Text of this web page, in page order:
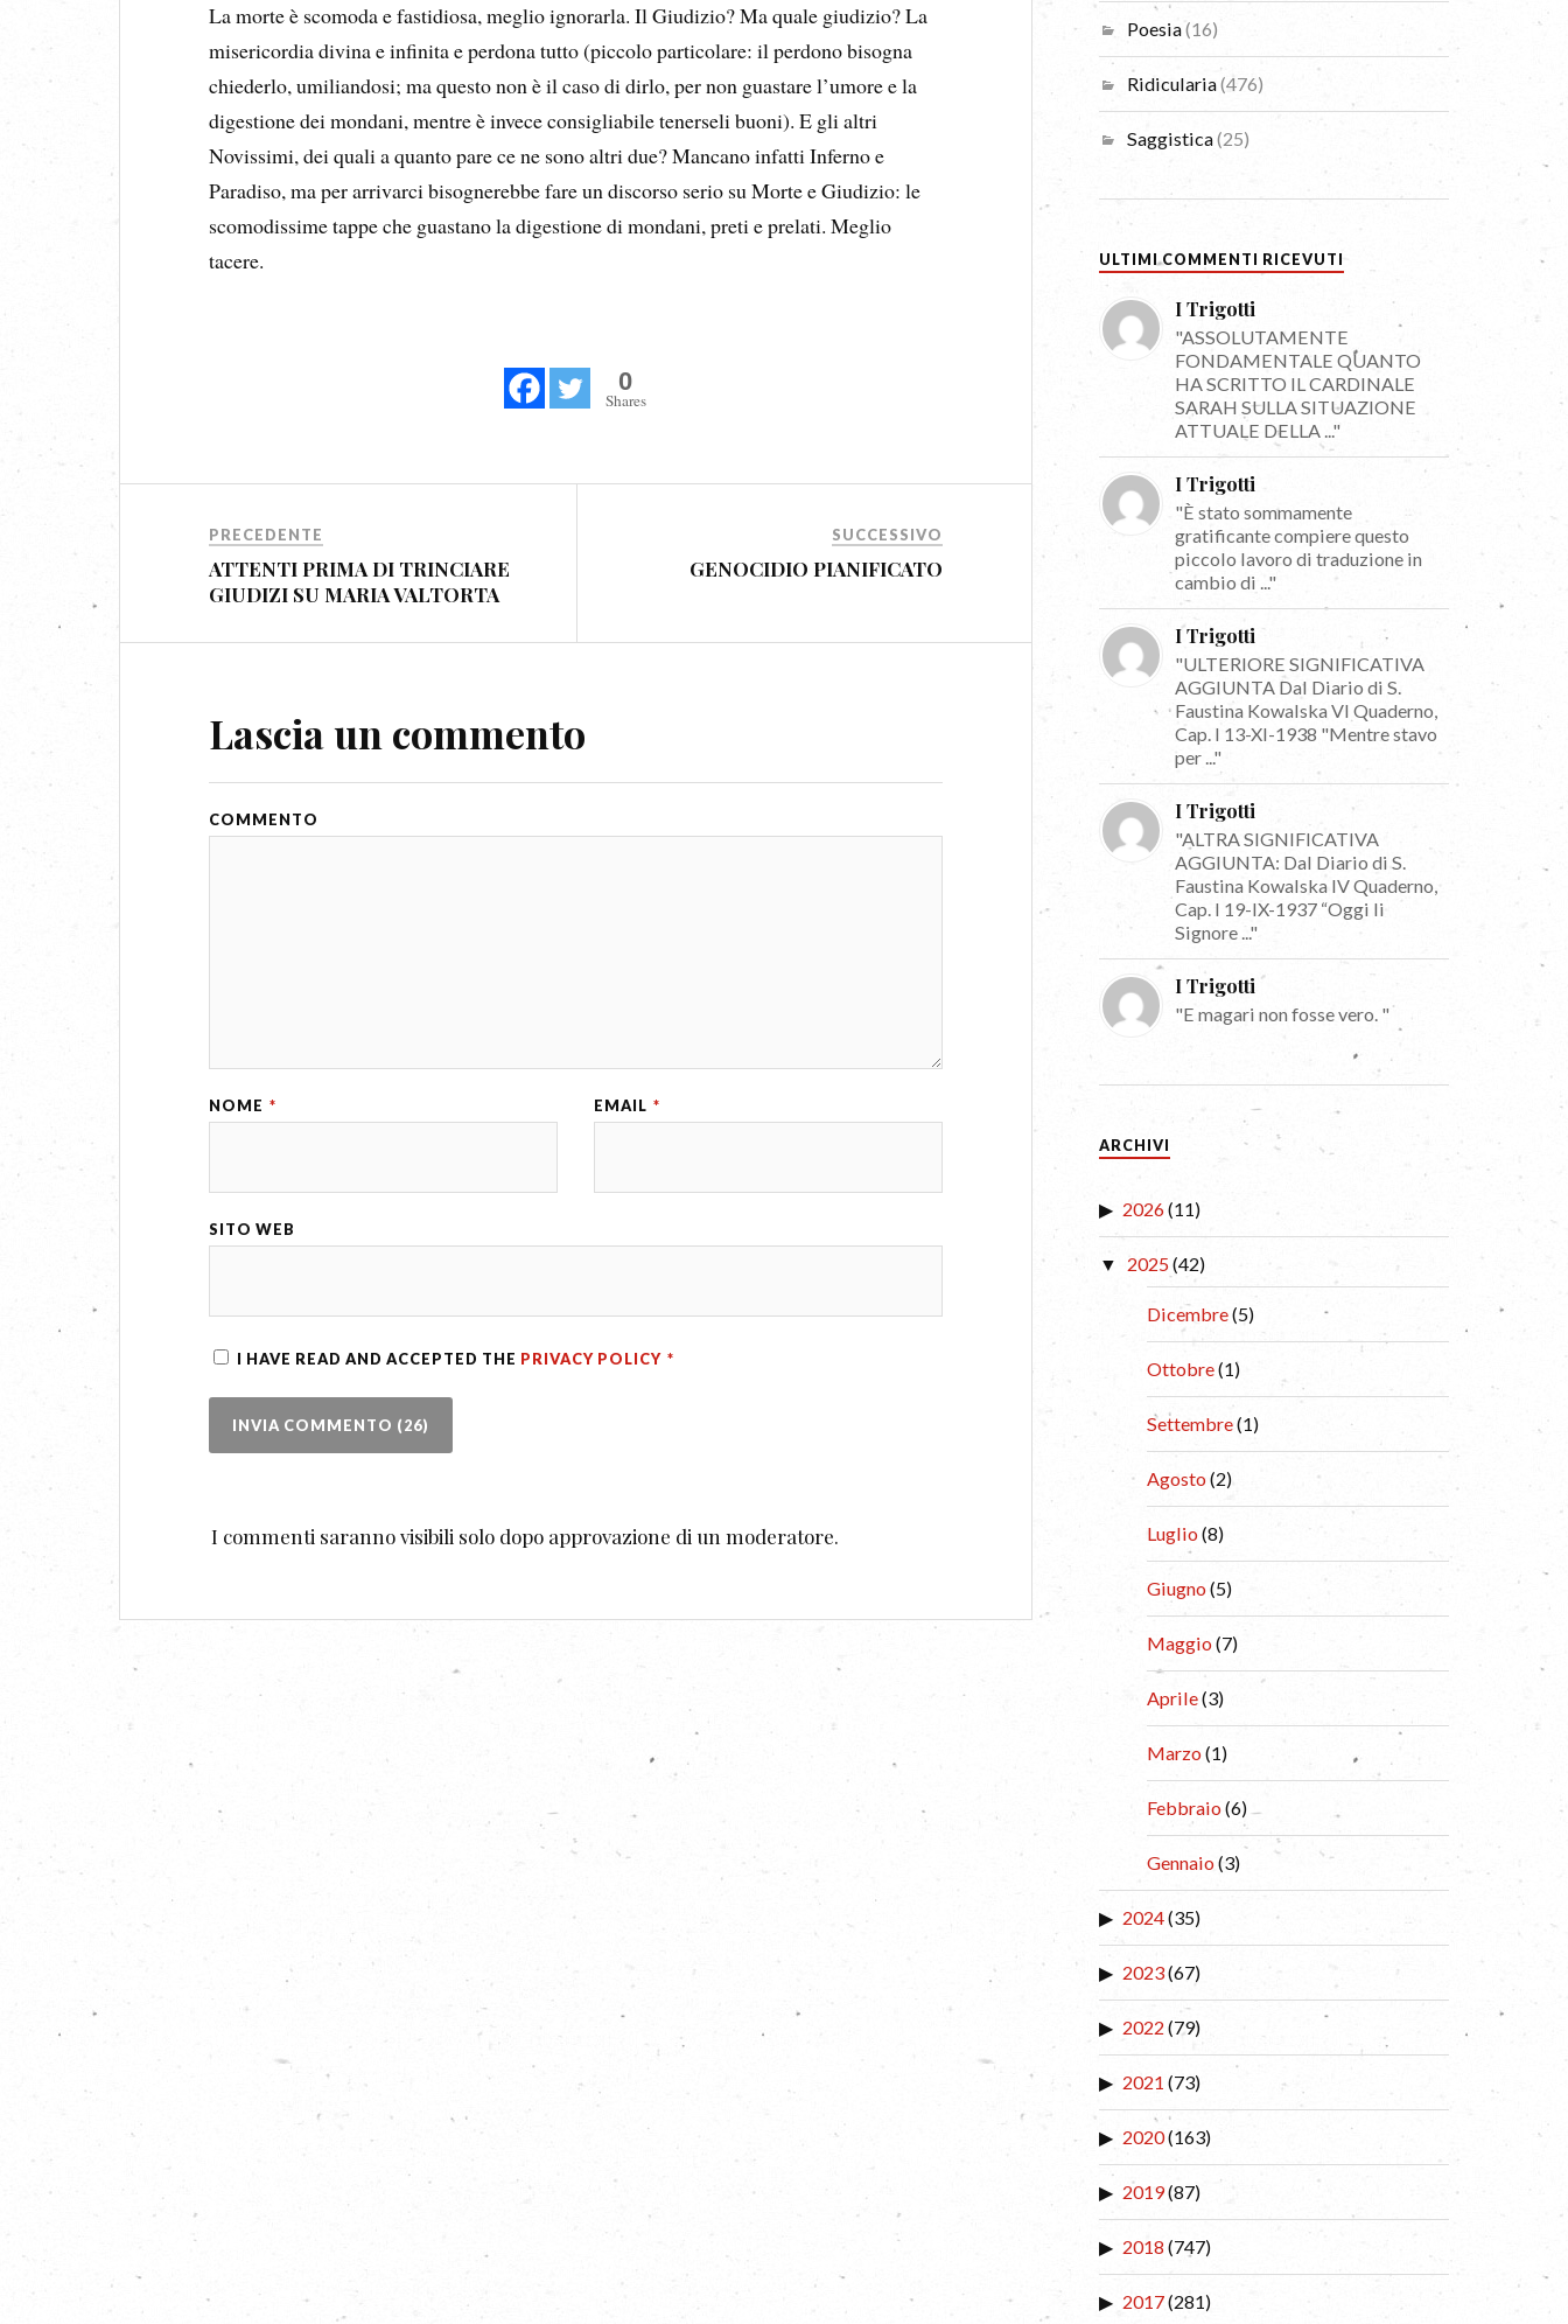
La morte è scomoda e fastidiosa, meglio ignorarla. Il Giudizio? Ma quale giudizio? La
misericordia divina e infinita e perdona tutto (piccolo particolare: il perdono bisogna
chiederlo, umiliandosi; ma questo non è il caso di dirlo, per non guastare l’umore e la
digestione dei mondani, mentre è invece consigliabile tenerseli buoni). E gli altri
Novissimi, dei quali a quanto pare ce ne sono altri due? Mancano infatti Inferno e
Paradiso, ma per arrivarci bisognerebbe fare un discorso serio su Morte e Giudizio: le
scomodissime tappe che guastano la digestione di mondani, preti e prelati. Meglio
tacere.
0
Shares
PRECEDENTE
ATTENTI PRIMA DI TRINCIARE
GIUDIZI SU MARIA VALTORTA
SUCCESSIVO
GENOCIDIO PIANIFICATO
Lascia un commento
COMMENTO
NOME * EMAIL *
SITO WEB
I HAVE READ AND ACCEPTED THE PRIVACY POLICY *
I commenti saranno visibili solo dopo approvazione di un moderatore.
Poesia(16)
Ridicularia(476)
Saggistica(25)
ULTIMI COMMENTI RICEVUTI
I Trigotti
"ASSOLUTAMENTE
FONDAMENTALE QUANTO
HA SCRITTO IL CARDINALE
SARAH SULLA SITUAZIONE
ATTUALE DELLA ..."
I Trigotti
"È stato sommamente
gratificante compiere questo
piccolo lavoro di traduzione in
cambio di ..."
I Trigotti
"ULTERIORE SIGNIFICATIVA
AGGIUNTA Dal Diario di S.
Faustina Kowalska VI Quaderno,
Cap. I 13-XI-1938 "Mentre stavo
per ..."
I Trigotti
"ALTRA SIGNIFICATIVA
AGGIUNTA: Dal Diario di S.
Faustina Kowalska IV Quaderno,
Cap. I 19-IX-1937 “Oggi li
Signore ..."
I Trigotti
"E magari non fosse vero. "
ARCHIVI
2026(11)
2025(42)
Dicembre(5)
Ottobre(1)
Settembre(1)
Agosto(2)
Luglio(8)
Giugno(5)
Maggio(7)
Aprile(3)
Marzo(1)
Febbraio(6)
Gennaio (3)
2024(35)
2023(67)
2022 (79)
2021 (73)
2020(163)
2019(87)
2018 (747)
2017(281)